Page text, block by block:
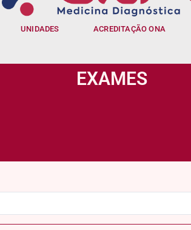
UNIDADES ACREDITAÇÃO ONA
EXAMES